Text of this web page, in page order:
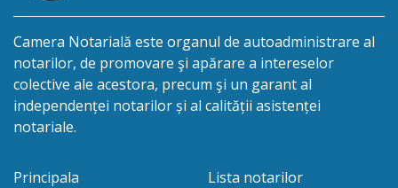
Camera Notarială este organul de autoadministrare al
notarilor, de promovare şi apărare a intereselor
colective ale acestora, precum şi un garant al
independenței notarilor și al calității asistenței
notariale.
Principala
Lista notarilor